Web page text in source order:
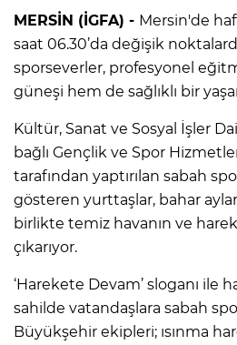
MERSİN (İGFA) - Mersin'de
saat 06.30’da değişik
sporseverler, profesyonel
güneşi hem de sağlıklı bir
Kültür, Sanat ve Sosyal İşler
bağlı Gençlik ve Spor
tarafından yaptırılan sabah
gösteren yurttaşlar, bahar
birlikte temiz havanın ve
çıkarıyor.
‘Harekete Devam’ sloganı ile
sahilde vatandaşlara sabah
Büyükşehir ekipleri; ısınma